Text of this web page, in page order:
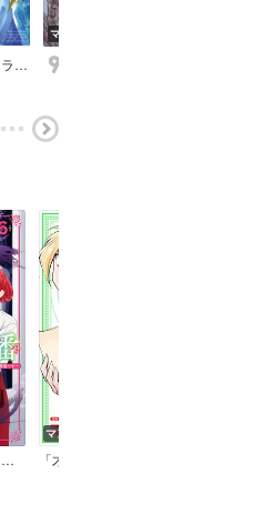
シリアルキラー異世界に降り立つ
マンガ｜巻
マンガ｜巻